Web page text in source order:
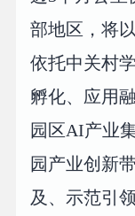
部地区，将
依托中关村
孵化、应用
园区AI产业
园产业创新
及、示范引